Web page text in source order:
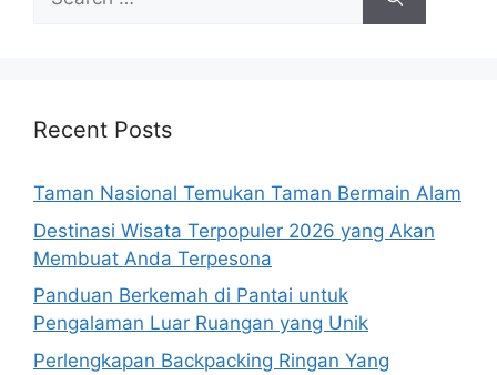
for:
Recent Posts
Taman Nasional Temukan Taman Bermain Alam
Destinasi Wisata Terpopuler 2026 yang Akan
Membuat Anda Terpesona
Panduan Berkemah di Pantai untuk
Pengalaman Luar Ruangan yang Unik
Perlengkapan Backpacking Ringan Yang